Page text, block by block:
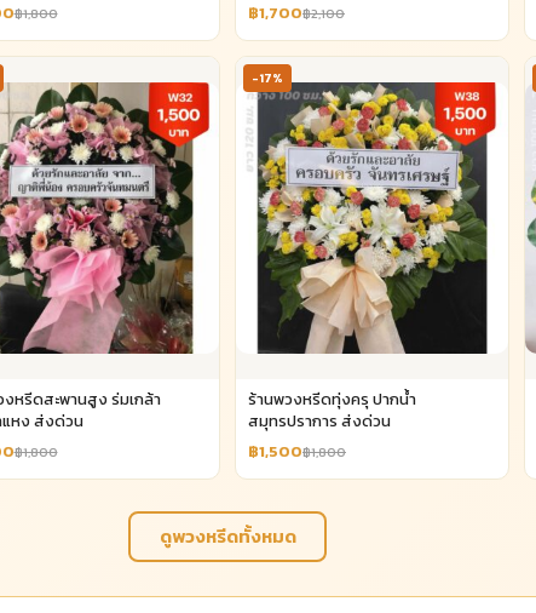
฿1,800
฿1,700฿2,100
งหรีดสะพานสูง ร่มเกล้า
แหง ส่งด่วน
฿1,800
-17%
ร้านพวงหรีดทุ่งครุ ปากน้ำ
สมุทรปราการ ส่งด่วน
฿1,500฿1,800
ดูพวงหรีดทั้งหมด